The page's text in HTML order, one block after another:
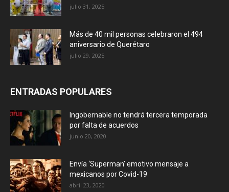
julio 31, 2025
Más de 40 mil personas celebraron el 494
aniversario de Querétaro
julio 29, 2025
ENTRADAS POPULARES
Ingobernable no tendrá tercera temporada
por falta de acuerdos
junio 20, 2020
Envía ‘Superman’ emotivo mensaje a
mexicanos por Covid-19
abril 23, 2020